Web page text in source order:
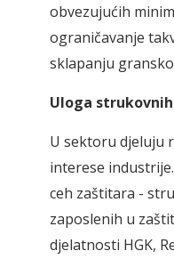
obvezujućih
ograničavanje
sklapanju
Uloga
U sektoru djeluju
interese
ceh zaštitara -
zaposlenih u
djelatnosti HGK,